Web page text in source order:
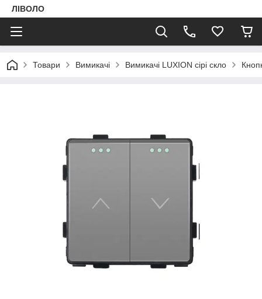
ЛІВОЛО
Товари Вимикачі Вимикачі LUXION сірі скло